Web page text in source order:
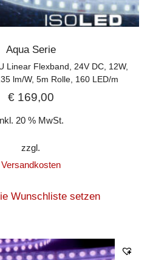
Aqua Serie
Linear Flexband, 24V DC, 12W,
lm/W, 5m Rolle, 160 LED/m
€169,00
20 % MwSt.
zzgl.
Versandkosten
Wunschliste setzen